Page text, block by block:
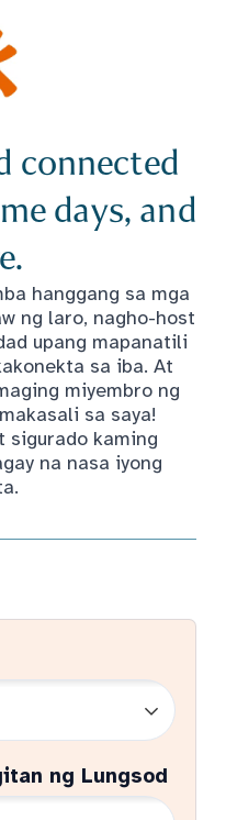
connected
days, and
hanggang sa mga
ng laro, nagho-host
upang mapanatili
sa iba. At
miyembro ng
sa saya!
sigurado kaming
na nasa iyong
ng Lungsod